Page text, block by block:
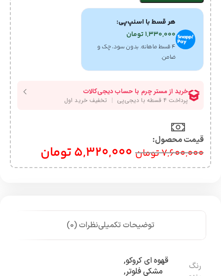
هر قسط با اسنپ‌پی:
1,330,000تومان
۴ قسط ماهانه. بدون سود، چک و
ضامن.
قیمت محصول:​
7,600,000تومان 5,320,000تومان
توضیحات تکمیلینظرات (0)
رنگ
قهوه ای کروکو,
مشکی فلوتر,